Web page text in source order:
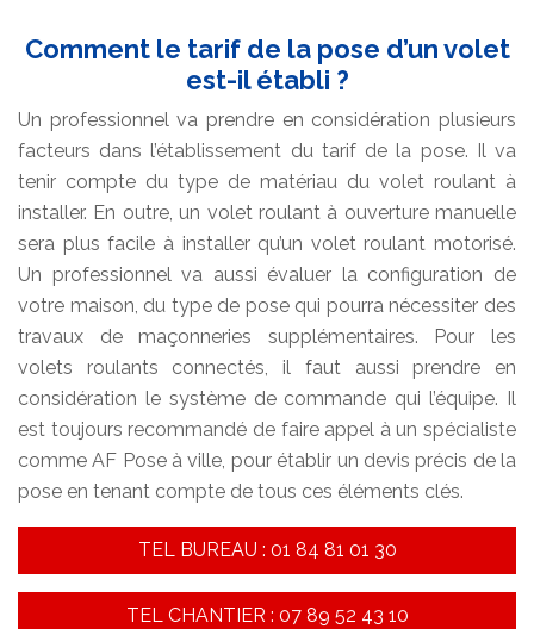
Comment le tarif de la pose d’un volet
est-il établi ?
Un professionnel va prendre en considération plusieurs
facteurs dans l’établissement du tarif de la pose. Il va
tenir compte du type de matériau du volet roulant à
installer. En outre, un volet roulant à ouverture manuelle
sera plus facile à installer qu’un volet roulant motorisé.
Un professionnel va aussi évaluer la configuration de
votre maison, du type de pose qui pourra nécessiter des
travaux de maçonneries supplémentaires. Pour les
volets roulants connectés, il faut aussi prendre en
considération le système de commande qui l’équipe. Il
est toujours recommandé de faire appel à un spécialiste
comme AF Pose à ville, pour établir un devis précis de la
pose en tenant compte de tous ces éléments clés.
TEL BUREAU : 01 84 81 01 30
TEL CHANTIER : 07 89 52 43 10